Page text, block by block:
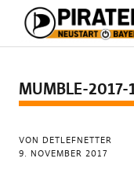
MUMBLE-
VON DETLEFNETTER
9. NOVEMBER 2017